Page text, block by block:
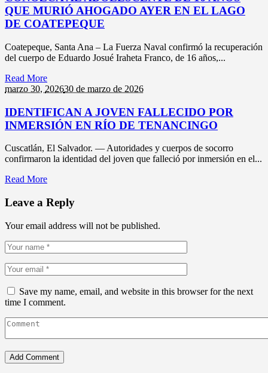
QUE MURIÓ AHOGADO AYER EN EL LAGO
DE COATEPEQUE
Coatepeque, Santa Ana – La Fuerza Naval confirmó la recuperación
del cuerpo de Eduardo Josué Iraheta Franco, de 16 años,...
Read More
marzo 30, 202630 de marzo de 2026
IDENTIFICAN A JOVEN FALLECIDO POR
INMERSIÓN EN RÍO DE TENANCINGO
Cuscatlán, El Salvador. — Autoridades y cuerpos de socorro
confirmaron la identidad del joven que falleció por inmersión en el...
Read More
Leave a Reply
Your email address will not be published.
Save my name, email, and website in this browser for the next
time I comment.